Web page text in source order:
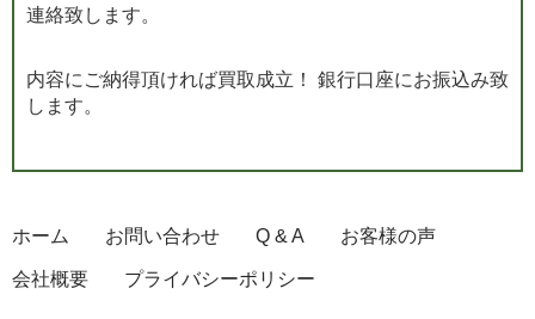
連絡致します。
内容にご納得頂ければ買取成立！ 銀行口座にお振込み致
します。
ホーム お問い合わせ Q & A お客様の声
会社概要 プライバシーポリシー